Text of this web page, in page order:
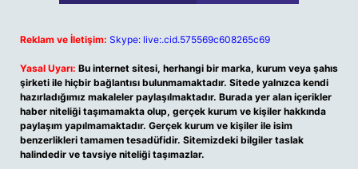
Reklam ve İletişim: Skype: live:.cid.575569c608265c69
Yasal Uyarı: Bu internet sitesi, herhangi bir marka, kurum veya şahıs
şirketi ile hiçbir bağlantısı bulunmamaktadır. Sitede yalnızca kendi
hazırladığımız makaleler paylaşılmaktadır. Burada yer alan içerikler
haber niteliği taşımamakta olup, gerçek kurum ve kişiler hakkında
paylaşım yapılmamaktadır. Gerçek kurum ve kişiler ile isim
benzerlikleri tamamen tesadüfidir. Sitemizdeki bilgiler taslak
halindedir ve tavsiye niteliği taşımazlar.